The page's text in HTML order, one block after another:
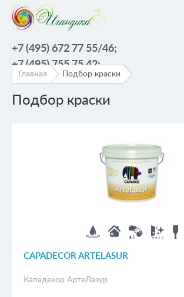
Перейти к основному содержанию
+7 (495) 672 77 55/46;
+7 (495) 755 75 42;
Главная Подбор краски
Подбор краски
CAPADECOR ARTELASUR
Кападекор АртеЛазур